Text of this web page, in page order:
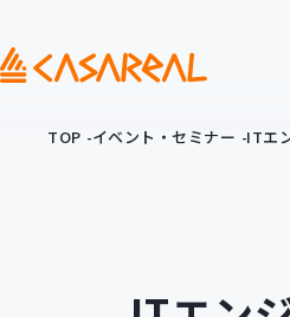
TOP イベント・セミナー ITエ